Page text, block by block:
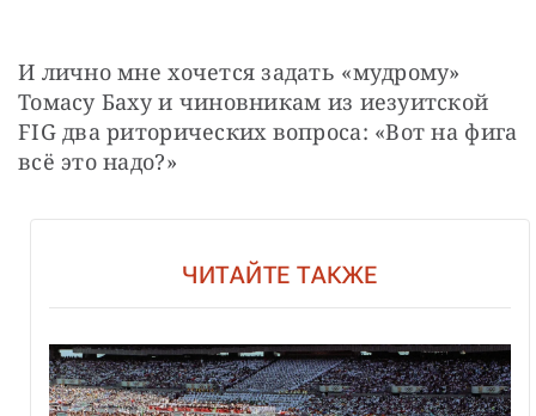
И лично мне хочется задать «мудрому»
Томасу Баху и чиновникам из иезуитской
FIG два риторических вопроса: «Вот на фига
всё это надо?»
ЧИТАЙТЕ ТАКЖЕ